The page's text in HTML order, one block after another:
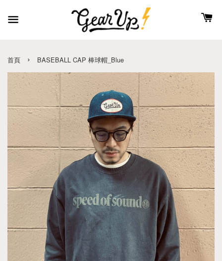
首頁 › BASEBALL CAP 棒球帽_Blue